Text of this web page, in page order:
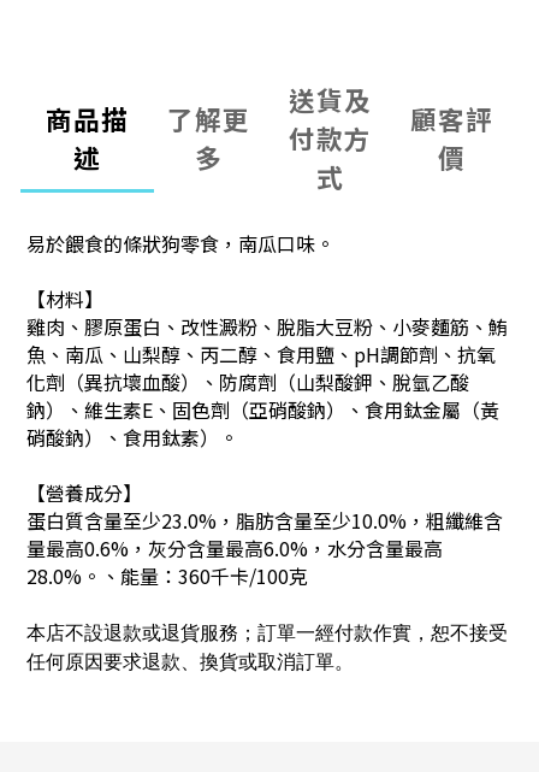
商品描
述
了解更
多
送貨及
付款方
式
顧客評
價
易於餵食的條狀狗零食，南瓜口味。
【材料】
雞肉、膠原蛋白、改性澱粉、脫脂大豆粉、小麥麵筋、鮪
魚、南瓜、山梨醇、丙二醇、食用鹽、pH調節劑、抗氧
化劑（異抗壞血酸）、防腐劑（山梨酸鉀、脫氫乙酸
鈉）、維生素E、固色劑（亞硝酸鈉）、食用鈦金屬（黃
硝酸鈉）、食用鈦素）。
【營養成分】
蛋白質含量至少23.0%，脂肪含量至少10.0%，粗纖維含
量最高0.6%，灰分含量最高6.0%，水分含量最高
28.0%。、 能量：360千卡/100克
本店不設退款或退貨服務；訂單一經付款作實，恕不接受
任何原因要求退款、換貨或取消訂單。